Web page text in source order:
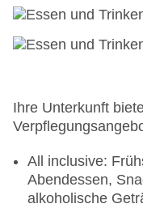
Landeskategorie:
Ihre Unterkunft
All inclusive:
Abendessen,
alkoholische